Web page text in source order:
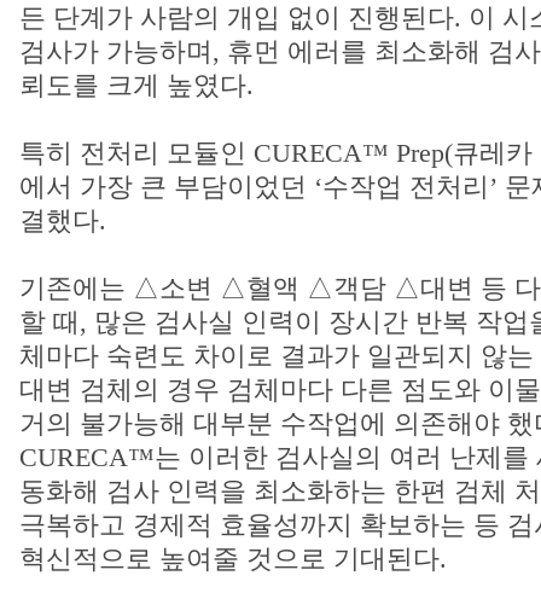
든 단계가 사람의 개입 없이 진행된다. 이 시
검사가 가능하며, 휴먼 에러를 최소화해 검
뢰도를 크게 높였다.
특히 전처리 모듈인 CURECA™ Prep(큐레
에서 가장 큰 부담이었던 ‘수작업 전처리’
결했다.
기존에는 △소변 △혈액 △객담 △대변 등 다
할 때, 많은 검사실 인력이 장시간 반복 작업
체마다 숙련도 차이로 결과가 일관되지 않
대변 검체의 경우 검체마다 다른 점도와 이
거의 불가능해 대부분 수작업에 의존해야
CURECA™는 이러한 검사실의 여러 난제를
동화해 검사 인력을 최소화하는 한편 검체
극복하고 경제적 효율성까지 확보하는 등
혁신적으로 높여줄 것으로 기대된다.